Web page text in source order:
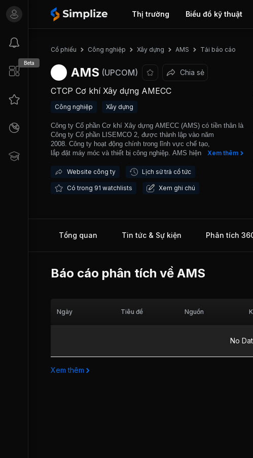
Thị trường Biểu đồ kỹ thuật
Beta
Cổ phiếu Công nghiệp Xây dựng AMS Tải báo cáo
AMS (UPCOM) Chia sẻ
CTCP Cơ khí Xây dựng AMECC
Công nghiệp Xây dựng
Công ty Cổ phần Cơ khí Xây dựng AMECC (AMS) có tiền thân là
Công ty Cổ phần LISEMCO 2, được thành lập vào năm
2008. Công ty hoạt động chính trong lĩnh vực chế tạo,
lắp đặt máy móc và thiết bị công nghiệp. AMS hiện có 2 nhà máy
năng lực chế tạo khoảng 30.000 tấn/năm. Công ty đã thực hiện
như Nhà máy đường Tuyền Quang, Nhà máy hóa chất DAP 2
xuất khẩu ra các thị trường nước ngoài như Nga, Đưc, Bỉ, Ấn
trường Upcom.
Xem thêm
Website công ty Lịch sử trả cổ tức
Có trong 91 watchlists Xem ghi chú
Tổng quan Tin tức & Sự kiện Phân tích
Báo cáo phân tích về AMS
Ngày Tiêu đề Nguồn
No
Xem thêm